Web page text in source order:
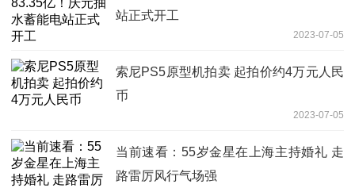
站正式开工
2023-07-05
索尼PS5原型机拍卖 起拍价约4万元人民
币
2023-07-05
当前速看：55岁金星在上海主持婚礼 走
路雷厉风行气场强